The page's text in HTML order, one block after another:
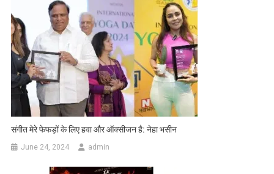
संगीत मेरे फेफड़ों के लिए हवा और ऑक्सीजन है: नेहा भसीन
June 24, 2024 admin